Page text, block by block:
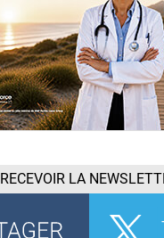
RECEVOIR LA